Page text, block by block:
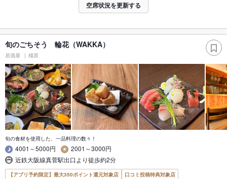
空席状況を更新する
旬のごちそう 輪花（WAKKA）
居酒屋 橿原
旬の食材を使用した、一品料理の数々！
4001～5000円
2001～3000円
近鉄大阪線真菅駅出口より徒歩約2分
【アプリ予約限定】最大350ポイント還元対象店 口コミ投稿特典対象店